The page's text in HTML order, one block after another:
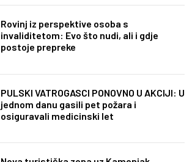
Rovinj iz perspektive osoba s
invaliditetom: Evo što nudi, ali i gdje
postoje prepreke
PULSKI VATROGASCI PONOVNO U AKCIJI: U
jednom danu gasili pet požara i
osiguravali medicinski let